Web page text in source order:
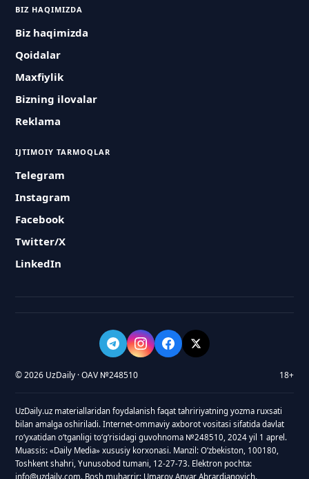
BIZ HAQIMIZDA
Biz haqimizda
Qoidalar
Maxfiylik
Bizning ilovalar
Reklama
IJTIMOIY TARMOQLAR
Telegram
Instagram
Facebook
Twitter/X
LinkedIn
© 2026 UzDaily · OAV №248510 18+
UzDaily.uz materiallaridan foydalanish faqat tahririyatning yozma ruxsati
bilan amalga oshiriladi. Internet-ommaviy axborot vositasi sifatida davlat
roʻyxatidan oʻtganligi toʻgʻrisidagi guvohnoma №248510, 2024 yil 1 aprel.
Muassis: «Daily Media» xususiy korxonasi. Manzil: Oʻzbekiston, 100180,
Toshkent shahri, Yunusobod tumani, 12-27-73. Elektron pochta:
info@uzdaily.com. Bosh muharrir: Umarov Anvar Abrardjanovich.